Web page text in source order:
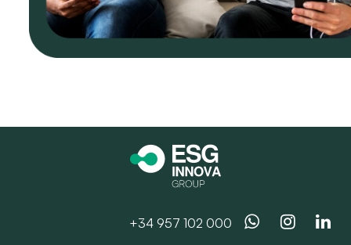
+34 957 102 000 Whatsapp